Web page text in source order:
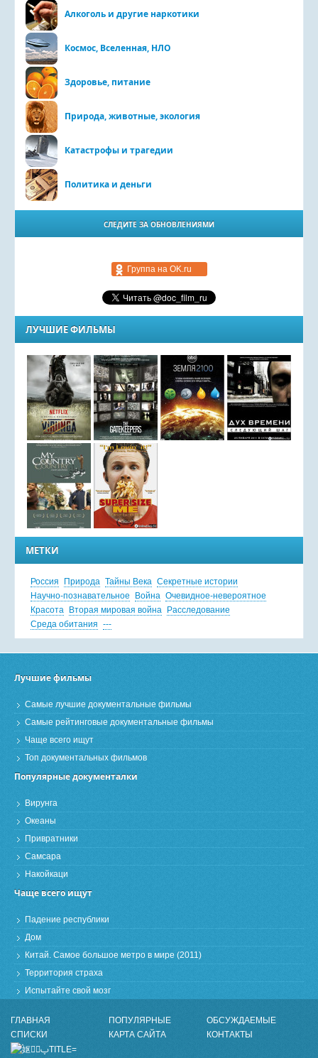
Алкоголь и другие наркотики
Космос, Вселенная, НЛО
Здоровье, питание
Природа, животные, экология
Катастрофы и трагедии
Политика и деньги
СЛЕДИТЕ ЗА ОБНОВЛЕНИЯМИ
Группа на OK.ru
ЛУЧШИЕ ФИЛЬМЫ
МЕТКИ
Россия Природа Тайны Века Секретные истории
Научно-познавательное
Война Очевидное-невероятное
Красота
Вторая мировая война
Расследование
Среда обитания ---
Лучшие фильмы
Самые лучшие документальные фильмы
Самые рейтинговые документальные фильмы
Чаще всего ищут
Топ документальных фильмов
Популярные документалки
Вирунга
Океаны
Привратники
Самсара
Накойкаци
Чаще всего ищут
Падение республики
Дом
Китай. Самое большое метро в мире (2011)
Территория страха
Испытайте свой мозг
ГЛАВНАЯ ПОПУЛЯРНЫЕ
ОБСУЖДАЕМЫЕ
СПИСКИ
КАРТА САЙТА КОНТАКТЫ